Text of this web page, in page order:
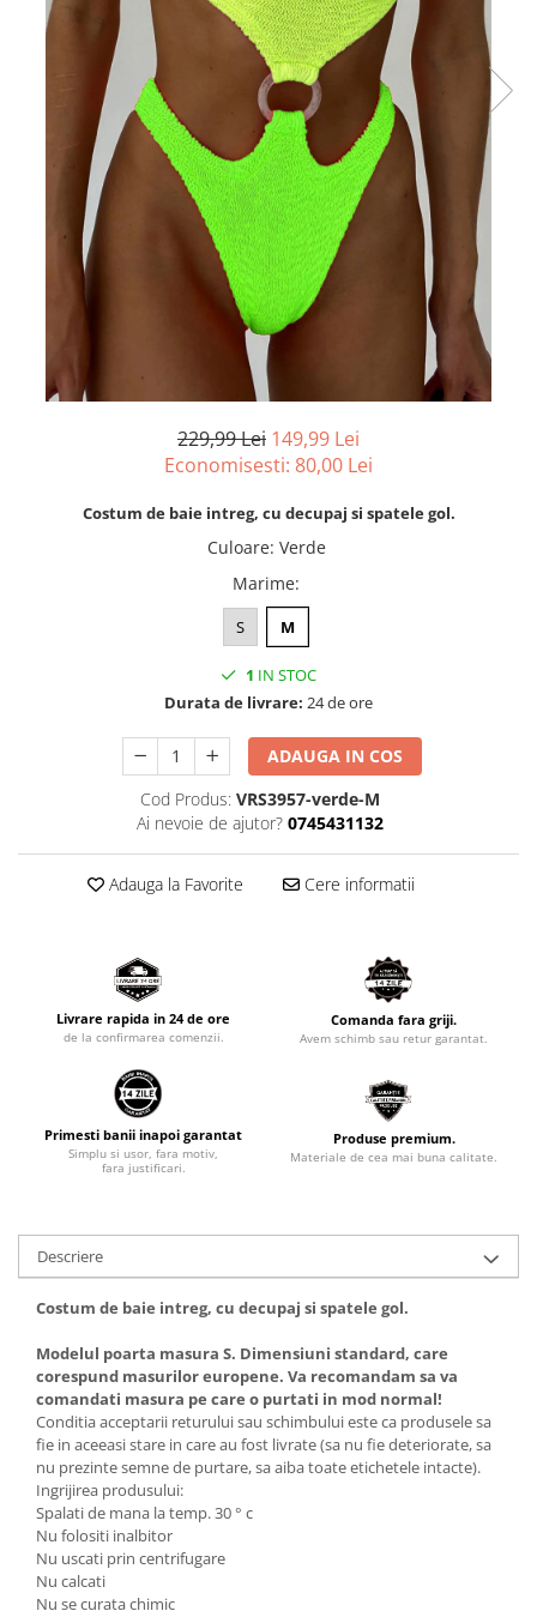
229,99 Lei 149,99 Lei
Economisesti: 80,00 Lei
Costum de baie intreg, cu decupaj si spatele gol.
Culoare: Verde
Marime:
S M
1 IN STOC
Durata de livrare: 24 de ore
ADAUGA IN COS
Cod Produs: VRS3957-verde-M
Ai nevoie de ajutor? 0745431132
Adauga la Favorite Cere informatii
Livrare rapida in 24 de ore
de la confirmarea comenzii.
Comanda fara griji.
Avem schimb sau retur garantat.
Primesti banii inapoi garantat
Simplu si usor, fara motiv,
fara justificari.
Produse premium.
Materiale de cea mai buna calitate.
Descriere
Costum de baie intreg, cu decupaj si spatele gol.
Modelul poarta masura S. Dimensiuni standard, care
corespund masurilor europene. Va recomandam sa va
comandati masura pe care o purtati in mod normal!
Conditia acceptarii returului sau schimbului este ca produsele sa
fie in aceeasi stare in care au fost livrate (sa nu fie deteriorate, sa
nu prezinte semne de purtare, sa aiba toate etichetele intacte).
Ingrijirea produsului:
Spalati de mana la temp. 30 ° c
Nu folositi inalbitor
Nu uscati prin centrifugare
Nu calcati
Nu se curata chimic